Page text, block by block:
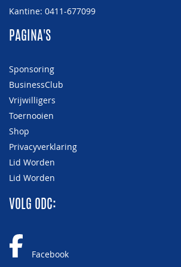
Kantine: 0411-677099
PAGINA'S
Sponsoring
BusinessClub
Vrijwilligers
Toernooien
Shop
Privacyverklaring
Lid Worden
Lid Worden
VOLG ODC:
Facebook